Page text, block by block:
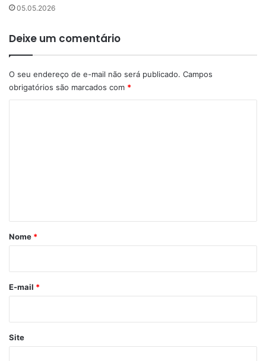
05.05.2026
Deixe um comentário
O seu endereço de e-mail não será publicado. Campos
obrigatórios são marcados com *
r
*
Nome *
E-mail *
Site